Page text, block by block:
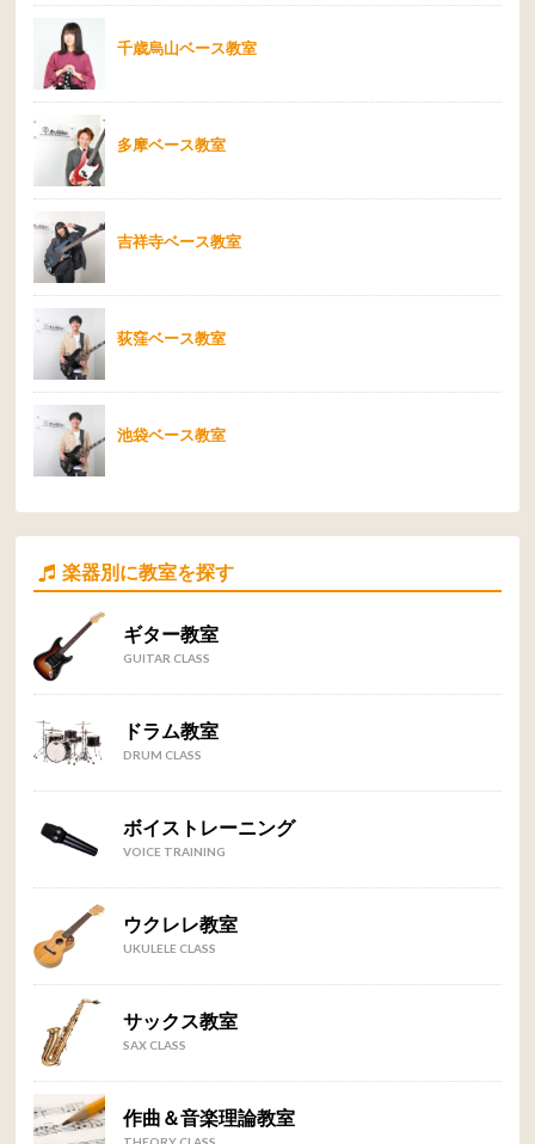
千歳烏山ベース教室
多摩ベース教室
吉祥寺ベース教室
荻窪ベース教室
池袋ベース教室
楽器別に教室を探す
ギター教室
GUITAR CLASS
ドラム教室
DRUM CLASS
ボイストレーニング
VOICE TRAINING
ウクレレ教室
UKULELE CLASS
サックス教室
SAX CLASS
作曲＆音楽理論教室